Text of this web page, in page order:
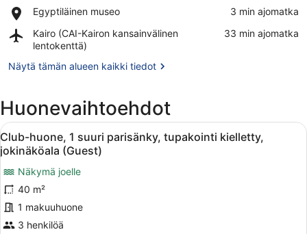
torni
Egyptiläinen museo
Place,
museo
‪3 min ajomatka‬
Kairo (CAI-Kairon kansainvälinen
lentokenttä)
Airport,
Kairo
Kairon
‪33 min ajomatka‬
Näytä tämän alueen kaikki tiedot
Huonevaihtoehdot
Avaa
kaikki
huonetyypin
Club-
huone,
1
suuri
Hotellihuone, jossa on suuri
9
Club-huone, 1 suuri parisänky, tupakointi kielletty,
jokinäköala (Guest)
Näkymä joelle
40 m²
1 makuuhuone
3 henkilöä